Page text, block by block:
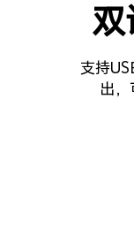
支持
出，